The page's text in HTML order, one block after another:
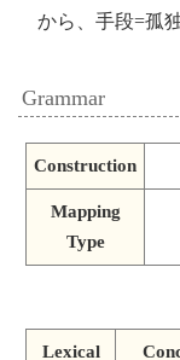
から、手段=孤
Grammar
Construction
Mapping
Type
Lexical